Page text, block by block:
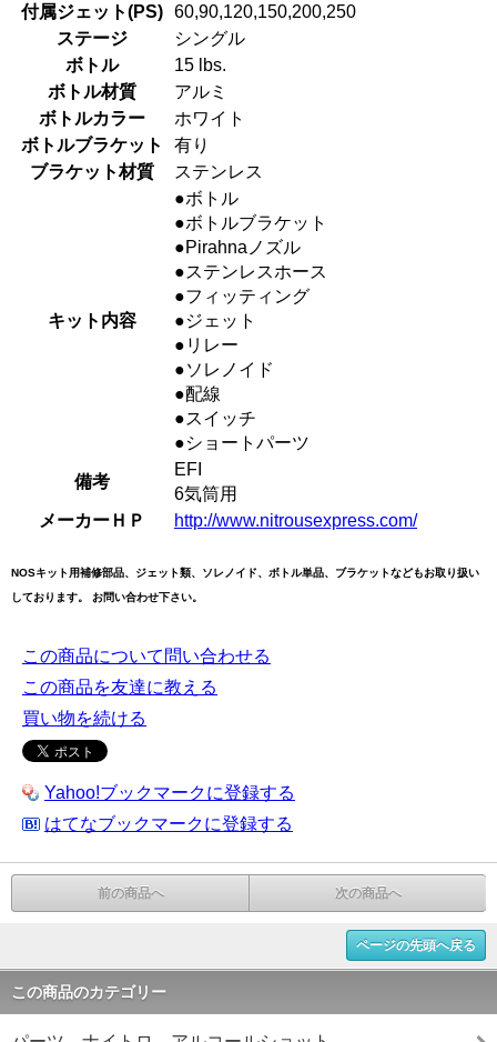
付属ジェット(PS) 60,90,120,150,200,250
ステージ
シングル
ボトル
15 lbs.
ボトル材質
アルミ
ボトルカラー
ホワイト
ボトルブラケット
有り
ブラケット材質
ステンレス
キット内容
●ボトル
●ボトルブラケット
●Pirahnaノズル
●ステンレスホース
●フィッティング
●ジェット
●リレー
●ソレノイド
●配線
●スイッチ
●ショートパーツ
備考
EFI
6気筒用
メーカーＨＰ
http://www.nitrousexpress.com/
NOSキット用補修部品、ジェット類、ソレノイド、ボトル単品、ブラケットなどもお取り扱い
しております。 お問い合わせ下さい。
この商品について問い合わせる
この商品を友達に教える
買い物を続ける
Yahoo!ブックマークに登録する
はてなブックマークに登録する
前の商品へ 次の商品へ
ページの先頭へ戻る
この商品のカテゴリー